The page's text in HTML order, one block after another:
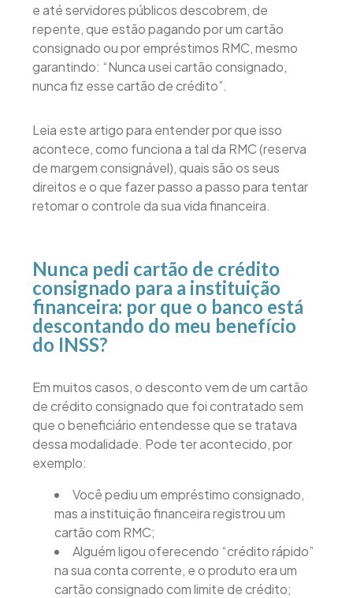
e até servidores públicos descobrem, de
repente, que estão pagando por um cartão
consignado ou por empréstimos RMC, mesmo
garantindo: “Nunca usei cartão consignado,
nunca fiz esse cartão de crédito”.
Leia este artigo para entender por que isso
acontece, como funciona a tal da RMC (reserva
de margem consignável), quais são os seus
direitos e o que fazer passo a passo para tentar
retomar o controle da sua vida financeira.
Nunca pedi cartão de crédito
consignado para a instituição
financeira: por que o banco está
descontando do meu benefício
do INSS?
Em muitos casos, o desconto vem de um cartão
de crédito consignado que foi contratado sem
que o beneficiário entendesse que se tratava
dessa modalidade. Pode ter acontecido, por
exemplo:
Você pediu um empréstimo consignado,
mas a instituição financeira registrou um
cartão com RMC;
Alguém ligou oferecendo “crédito rápido”
na sua conta corrente, e o produto era um
cartão consignado com limite de crédito;